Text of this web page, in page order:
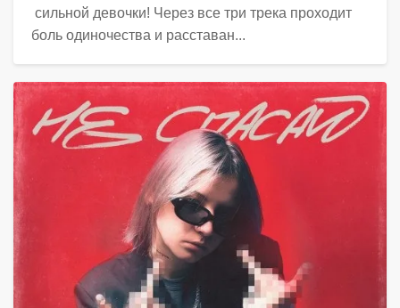
сильной девочки! Через все три трека проходит
боль одиночества и расставан...